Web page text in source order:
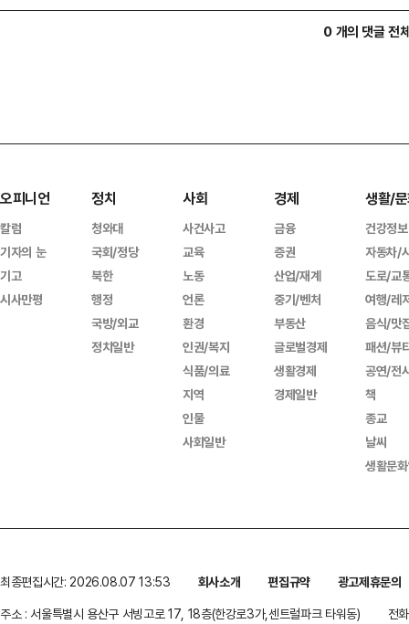
0 개의 댓글 전
오피니언
칼럼
기자의 눈
기고
시사만평
정치
청와대
국회/정당
북한
행정
국방/외교
정치일반
사회
사건사고
교육
노동
언론
환경
인권/복지
식품/의료
지역
인물
사회일반
경제
금융
증권
산업/재계
중기/벤처
부동산
글로벌경제
생활경제
경제일반
생활/
건강정보
자동차/
도로/교
여행/레
음식/맛
패션/뷰
공연/전
책
종교
날씨
생활문
최종편집시간: 2026.08.07 13:53 회사소개 편집규약
광고제휴문의
주소 : 서울특별시 용산구 서빙고로 17, 18층(한강로3가,센트럴파크 타워동)
전